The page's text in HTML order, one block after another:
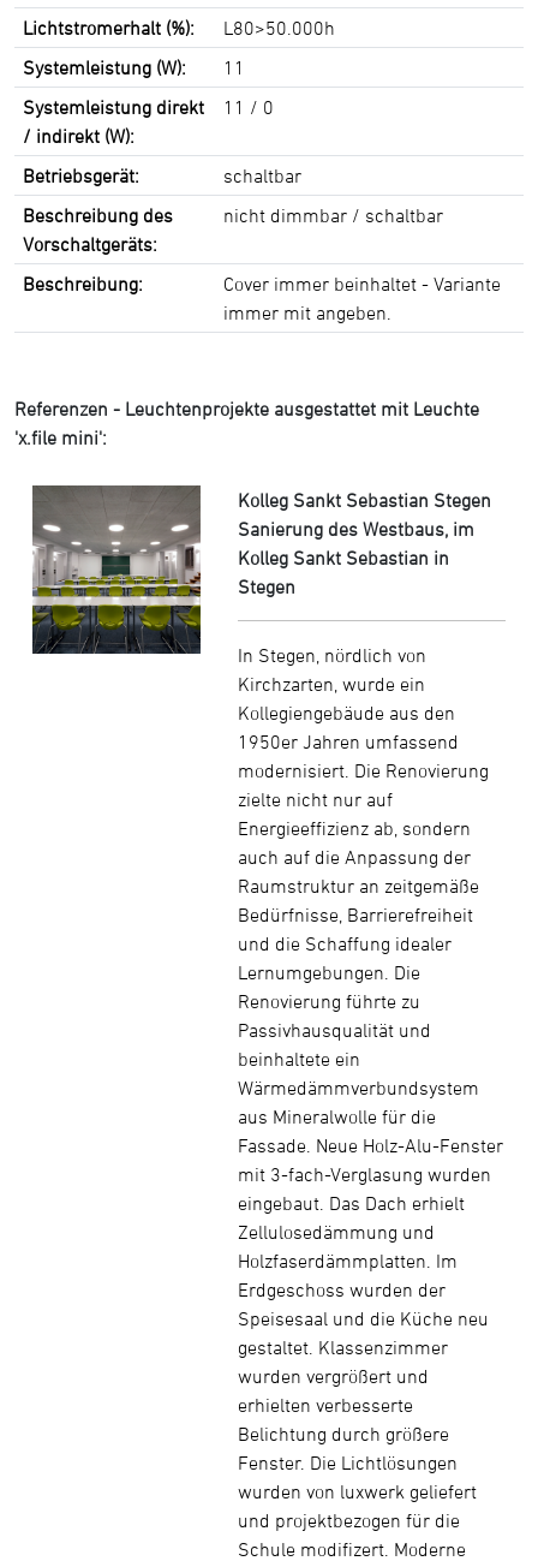
Lichtstromerhalt (%):
L80>50.000h
Systemleistung (W):
11
Systemleistung direkt
/ indirekt (W):
11 / 0
Betriebsgerät:
schaltbar
Beschreibung des
Vorschaltgeräts:
nicht dimmbar / schaltbar
Beschreibung:
Cover immer beinhaltet - Variante
immer mit angeben.
Referenzen - Leuchtenprojekte ausgestattet mit Leuchte
'x.file mini':
Kolleg Sankt Sebastian Stegen
Sanierung des Westbaus, im
Kolleg Sankt Sebastian in
Stegen
In Stegen, nördlich von
Kirchzarten, wurde ein
Kollegiengebäude aus den
1950er Jahren umfassend
modernisiert. Die Renovierung
zielte nicht nur auf
Energieeffizienz ab, sondern
auch auf die Anpassung der
Raumstruktur an zeitgemäße
Bedürfnisse, Barrierefreiheit
und die Schaffung idealer
Lernumgebungen. Die
Renovierung führte zu
Passivhausqualität und
beinhaltete ein
Wärmedämmverbundsystem
aus Mineralwolle für die
Fassade. Neue Holz-Alu-Fenster
mit 3-fach-Verglasung wurden
eingebaut. Das Dach erhielt
Zellulosedämmung und
Holzfaserdämmplatten. Im
Erdgeschoss wurden der
Speisesaal und die Küche neu
gestaltet. Klassenzimmer
wurden vergrößert und
erhielten verbesserte
Belichtung durch größere
Fenster. Die Lichtlösungen
wurden von luxwerk geliefert
und projektbezogen für die
Schule modifizert. Moderne